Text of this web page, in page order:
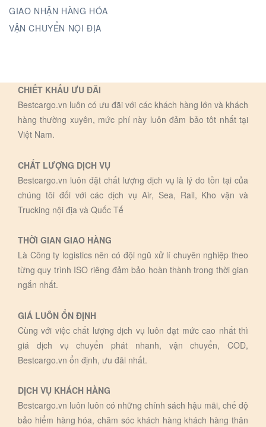
GIAO NHẬN HÀNG HÓA
VẬN CHUYỂN NỘI ĐỊA
CHIẾT KHẤU ƯU ĐÃI
Bestcargo.vn luôn có ưu đãi với các khách hàng lớn và khách
hàng thường xuyên, mức phí này luôn đảm bảo tôt nhất tại
Việt Nam.
CHẤT LƯỢNG DỊCH VỤ
Bestcargo.vn luôn đặt chất lượng dịch vụ là lý do tồn tại của
chúng tôi đối với các dịch vụ Air, Sea, Rail, Kho vận và
Trucking nội địa và Quốc Tế
THỜI GIAN GIAO HÀNG
Là Công ty logistics nên có đội ngũ xử lí chuyên nghiệp theo
từng quy trình ISO riêng đảm bảo hoàn thành trong thời gian
ngắn nhất.
GIÁ LUÔN ỔN ĐỊNH
Cùng với việc chất lượng dịch vụ luôn đạt mức cao nhất thì
giá dịch vụ chuyển phát nhanh, vận chuyển, COD,
Bestcargo.vn ổn định, ưu đãi nhất.
DỊCH VỤ KHÁCH HÀNG
Bestcargo.vn luôn luôn có những chính sách hậu mãi, chế độ
bảo hiểm hàng hóa, chăm sóc khách hàng khách hàng thân